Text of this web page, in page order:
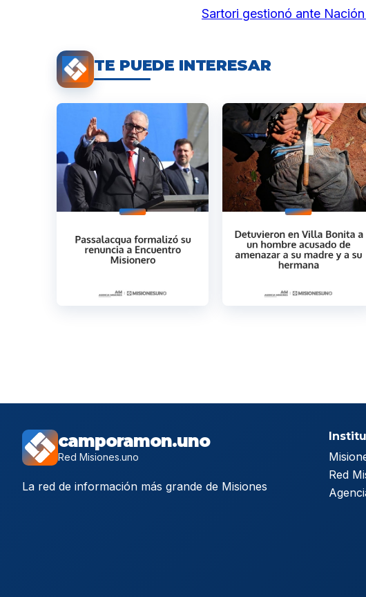
Sartori gestionó ante
TE PUEDE INTERESAR
camporamon.uno
Red Misiones.uno
La red de información más grande de Misiones
Red